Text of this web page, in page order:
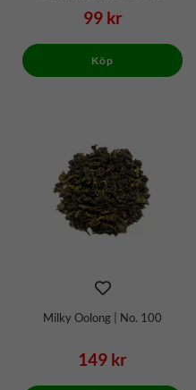
99 kr
Köp
Milky Oolong | No. 100
149 kr